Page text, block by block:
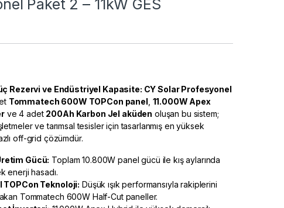
Paket 2 – 11kW GES
Rezervi ve Endüstriyel Kapasite: CY Solar Profesyonel
Tommatech 600W TOPCon panel 11.000W Apex
ve 4 adet 200Ah Karbon Jel aküden oluşan bu sistem;
ve tarımsal tesisler için tasarlanmış en yüksek
off-grid çözümdür.
Gücü: Toplam 10.800W panel gücü ile kış aylarında
enerji hasadı.
TOPCon Teknoloji: Düşük ışık performansıyla rakiplerini
Tommatech 600W Half-Cut paneller.